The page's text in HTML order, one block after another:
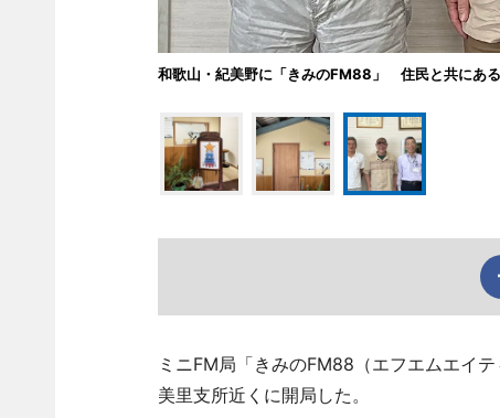
和歌山・紀美野に「きみのFM88」 住民と共にあ
ミニFM局「きみのFM88（エフエムエイ
美里支所近くに開局した。